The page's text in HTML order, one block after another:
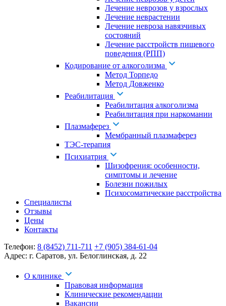
Лечение неврозов у взрослых
Лечение неврастении
Лечение невроза навязчивых
состояний
Лечение расстройств пищевого
поведения (РПП)
Кодирование от алкоголизма
Метод Торпедо
Метод Довженко
Реабилитация
Реабилитация алкоголизма
Реабилитация при наркомании
Плазмаферез
Мембранный плазмаферез
ТЭС-терапия
Психиатрия
Шизофрения: особенности,
симптомы и лечение
Болезни пожилых
Психосоматические расстройства
Специалисты
Отзывы
Цены
Контакты
Телефон: 8 (8452) 711-711 +7 (905) 384-61-04
Адрес: г. Саратов, ул. Белоглинская, д. 22
О клинике
Правовая информация
Клинические рекомендации
Вакансии